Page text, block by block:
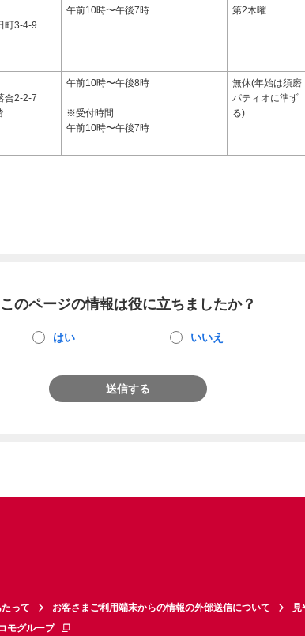
町3-4-9
午前10時〜午後7時 第2木曜
合2-2-7
午前10時〜午後8時
※受付時間
午前10時〜午後7時
無休(年始は須磨
パティオに準ず
る)
このページの情報は役に立ちましたか？
はい いいえ
送信する
って お客さまご利用端末からの情報の外部送信について
見
モグループ